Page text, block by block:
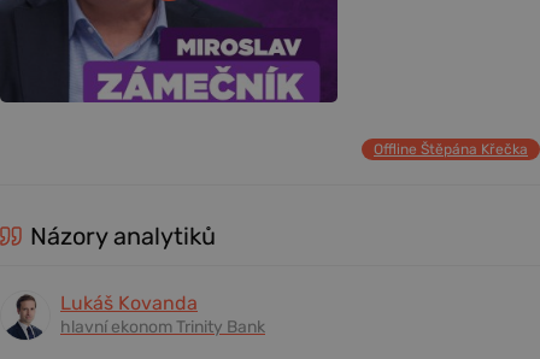
Offline Štěpána Křečka
Názory analytiků
Lukáš Kovanda
hlavní ekonom Trinity Bank